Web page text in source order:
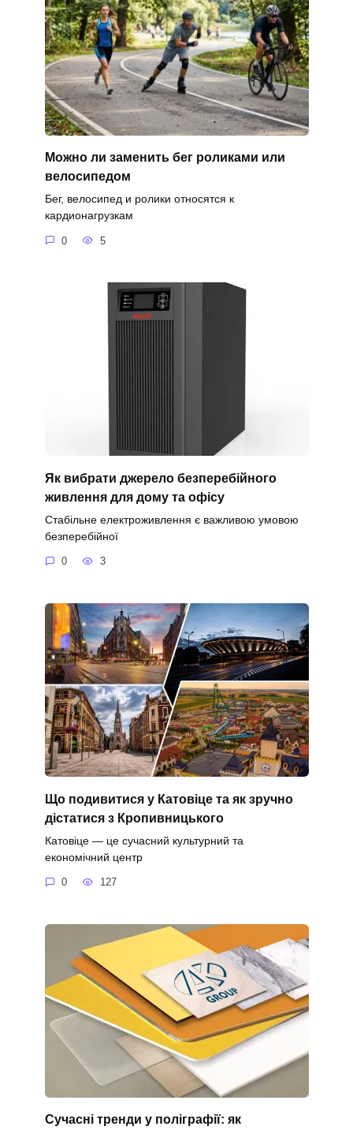
Можно ли заменить бег роликами или
велосипедом
Бег, велосипед и ролики относятся к
кардионагрузкам
0 5
Як вибрати джерело безперебійного
живлення для дому та офісу
Стабільне електроживлення є важливою умовою
безперебійної
0 3
Що подивитися у Катовіце та як зручно
дістатися з Кропивницького
Катовіце — це сучасний культурний та
економічний центр
0 127
Сучасні тренди у поліграфії: як